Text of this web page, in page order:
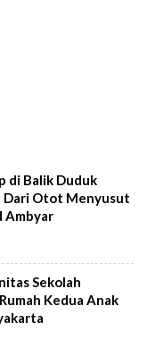
di Balik Duduk
Dari Otot Menyusut
Ambyar
Sekolah
Kedua Anak